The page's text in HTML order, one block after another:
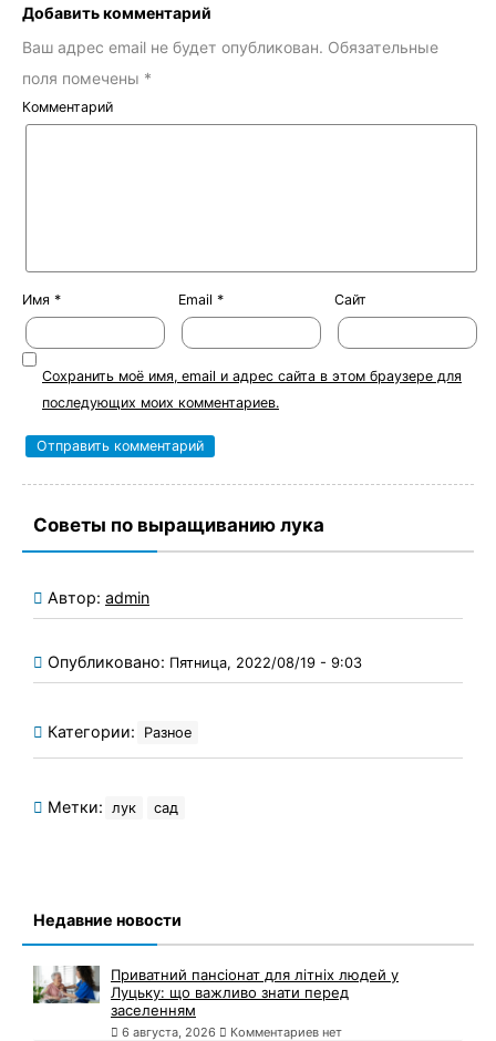
Добавить комментарий
Ваш адрес email не будет опубликован. Обязательные
поля помечены *
Комментарий
Имя * Email * Сайт
Сохранить моё имя, email и адрес сайта в этом браузере для
последующих моих комментариев.
Советы по выращиванию лука
Автор: admin
Опубликовано: Пятница, 2022/08/19 - 9:03
Категории: Разное
Метки: лук сад
Недавние новости
Приватний пансіонат для літніх людей у
Луцьку: що важливо знати перед
заселенням
6 августа, 2026 Комментариев нет